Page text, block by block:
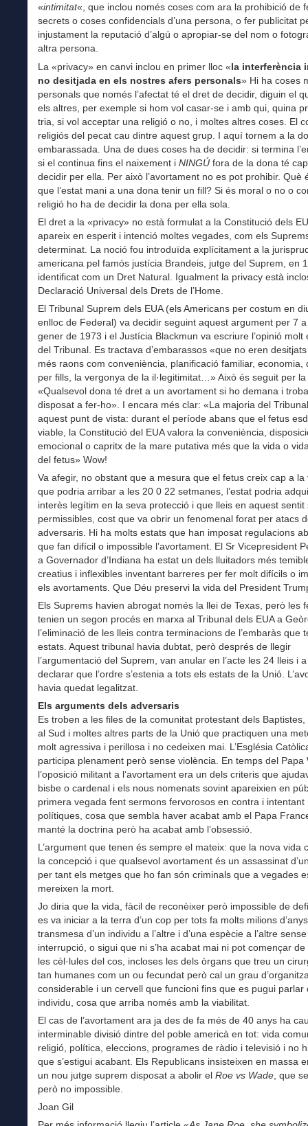
«intimitat«, que inclou només coses com ara la prohibició de
secrets o coses confidencials d’una persona, o fer publicitat
injustament la reputació d’algú o apropiar-se del nom o
altra persona.
La «privacy» en canvi inclou en primer lloc «la interferència
no desitjada en els nostres afers personals» Hi ha coses
personals que només l’afectat té el dret de decidir, diguin el
els altres, per exemple si hom vol casar-se i amb qui, quina
tria, si vol acceptar una religió o no, i moltes altres coses. El
religiós del pecat cau dintre aquest grup. I aquí tornem a la
embarassada. Una de dues coses ha de decidir: si termina
si el continua fins el naixement i NINGÚ fora de la dona té
decidir per ella. Per això l’avortament no es pot prohibir. Què
que l’estat mani a una dona tenir un fill? Si és moral o no o
religió ho ha de decidir la dona per ella sola.
El dret a la «privacy» no està formulat a la Constitució dels
apareix en esperit i intenció moltes vegades, com els
determinat. La noció fou introduïda explícitament a la
americana pel famós justícia Brandeis, jutge del Suprem, en
identificat com un Dret Natural. Igualment la privacy està
Declaració Universal dels Drets de l’Home.
El Tribunal Suprem dels EUA (els Americans per costum en
enlloc de Federal) va decidir seguint aquest argument per 7
gener de 1973 i el Justícia Blackmun va escriure l’opinió molt
del Tribunal. Es tractava d’embarassos «que no eren
més raons com conveniència, planificació familiar, economia,
per fills, la vergonya de la il·legitimitat…» Això és seguit per
«Qualsevol dona té dret a un avortament si ho demana i
disposat a fer-ho». I encara més clar: «La majoria del
aquest punt de vista: durant el període abans que el fetus
viable, la Constitució del EUA valora la conveniència,
emocional o capritx de la mare putativa més que la vida o
del fetus» Wow!
Va afegir, no obstant que a mesura que el fetus creix cap a la
que podria arribar a les 20 0 22 setmanes, l’estat podria
interès legítim en la seva protecció i que lleis en aquest sentit
permissibles, cost que va obrir un fenomenal forat per atacs
adversaris. Hi ha molts estats que han imposat regulacions
que fan difícil o impossible l’avortament. El Sr Vicepresident
a Governador d’Indiana ha estat un dels lluitadors més
creatius i inflexibles inventant barreres per fer molt difícils o
els avortaments. Que Déu preservi la vida del President
Els Suprems havien abrogat només la llei de Texas, però les
tenien un segon procés en marxa al Tribunal dels EUA a
l’eliminació de les lleis contra terminacions de l’embaràs que
estats. Aquest tribunal havia dubtat, però després de llegir
l’argumentació del Suprem, van anular en l’acte les 24 lleis i
declarar que l’ordre s’estenia a tots els estats de la Unió.
havia quedat legalitzat.
Els arguments dels adversaris
Es troben a les files de la comunitat protestant dels
al Sud i moltes altres parts de la Unió que practiquen una
molt agressiva i perillosa i no cedeixen mai. L’Església
participa plenament però sense violència. En temps del Papa
l’oposició militant a l’avortament era un dels criteris que
bisbe o cardenal i els nous nomenats sovint apareixien en
primera vegada fent sermons fervorosos en contra i intentant
polítiques, cosa que sembla haver acabat amb el Papa
manté la doctrina però ha acabat amb l’obsessió.
L’argument que tenen és sempre el mateix: que la nova vida
la concepció i que qualsevol avortament és un assassinat
per tant els metges que ho fan són criminals que a vegades
mereixen la mort.
Jo diria que la vida, fàcil de reconèixer però impossible de
es va iniciar a la terra d’un cop per tots fa molts milions
transmesa d’un individu a l’altre i d’una espècie a l’altre sense
interrupció, o sigui que ni s’ha acabat mai ni pot començar de
les cèl·lules del cos, incloses les dels òrgans que treu un
tan humanes com un ou fecundat però cal un grau
considerable i un cervell que funcioni fins que es pugui parlar
individu, cosa que arriba només amb la viabilitat.
El cas de l’avortament ara ja des de fa més de 40 anys ha
interminable divisió dintre del poble americà en tot: vida
religió, política, eleccions, programes de ràdio i televisió i no
que s’estigui acabant. Els Republicans insisteixen en massa
un nou jutge suprem disposat a abolir el Roe vs Wade , que
però no impossible.
Joan Gil